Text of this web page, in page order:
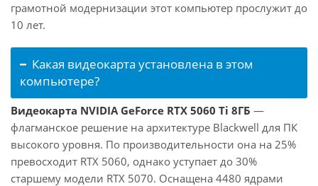
грамотной модернизации этот компьютер прослужит до
10 лет.
Какая видеокарта установлена в этом
компьютере?
Видеокарта NVIDIA GeForce RTX 5060 Ti 8ГБ —
флагманское решение на архитектуре Blackwell для ПК
высокого уровня. По производительности она на 25%
превосходит RTX 5060, однако уступает до 30%
старшему модели RTX 5070. Оснащена 4480 ядрами